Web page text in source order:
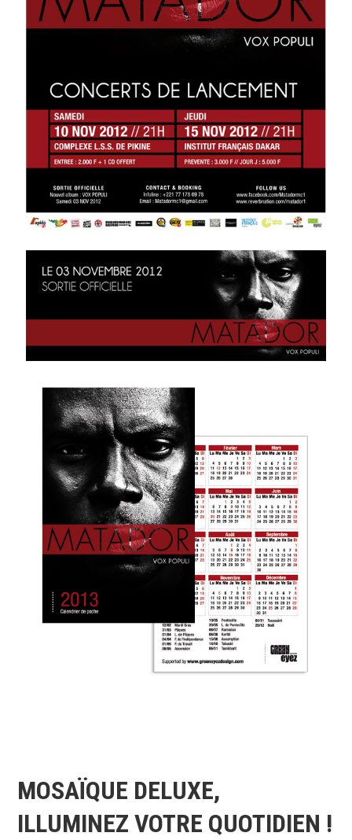
MOSAÏQUE DELUXE,
ILLUMINEZ VOTRE QUOTIDIEN !